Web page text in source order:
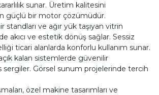
sunar. Üretim kalitesini
güçlü bir motor çözümüdür.
standları ve ağır yük taşıyan vitrin
akıcı ve estetik dönüş sağlar. Sessiz
ticari alanlarda konforlu kullanım sunar.
kalan sistemlerde güvenilir
sergiler. Görsel sunum projelerinde tercih
özel makine tasarımları ve